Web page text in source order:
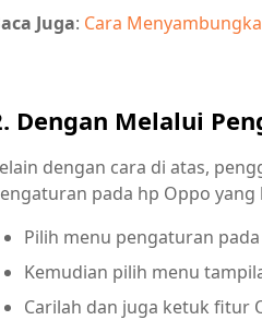
Juga: Cara
Dengan Melalui
dengan cara di atas,
pada hp Oppo
Pilih menu pengaturan
Kemudian pilih menu
Carilah dan juga ketuk fitur